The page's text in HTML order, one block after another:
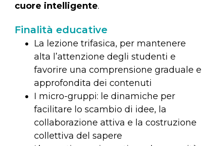
cuore intelligente.
Finalità educative
La lezione trifasica, per mantenere
alta l’attenzione degli studenti e
favorire una comprensione graduale e
approfondita dei contenuti
I micro-gruppi: le dinamiche per
facilitare lo scambio di idee, la
collaborazione attiva e la costruzione
collettiva del sapere